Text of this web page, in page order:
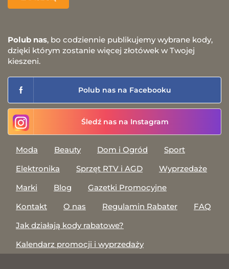
Polub nas, bo codziennie publikujemy wybrane kody,
dzięki którym zostanie więcej złotówek w Twojej
kieszeni.
Polub nas na Facebooku
Śledź nas na Instagram
Moda Beauty Dom i Ogród
Sport
Elektronika
Sprzęt RTV i AGD
Wyprzedaże
Marki
Blog
Gazetki Promocyjne
Kontakt
O nas Regulamin Rabater
FAQ
Jak działają kody rabatowe?
Kalendarz promocji i wyprzedaży